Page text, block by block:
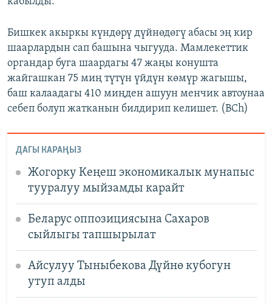
Бишкек акыркы күндөрү дүйнөдөгү абасы эң кир
шаарлардын сап башына чыгууда. Мамлекеттик
органдар буга шаардагы 47 жаңы конушта
жайгашкан 75 миң түтүн үйдүн көмүр жагышы,
баш калаадагы 410 миңден ашуун менчик автоунаа
себеп болуп жатканын билдирип келишет. (BCh)
ДАГЫ КАРАҢЫЗ
Жогорку Кеңеш экономикалык мунапыс
тууралуу мыйзамды карайт
Беларус оппозициясына Сахаров
сыйлыгы тапшырылат
Айсулуу Тыныбекова Дүйнө кубогун
утуп алды